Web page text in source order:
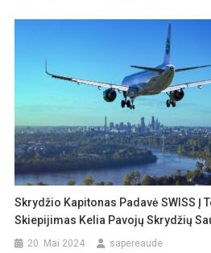
Skrydžio Kapitonas Padavė SWISS Į
Skiepijimas Kelia Pavojų Skrydžių
20. Mai 2024 sapereaude